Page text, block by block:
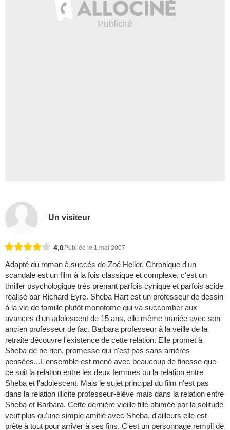
Un visiteur
4,0 Publiée le 1 mai 2007
Adapté du roman à succés de Zoé Heller, Chronique d'un
scandale est un film à la fois classique et complexe, c'est un
thriller psychologique trés prenant parfois cynique et parfois acide
réalisé par Richard Eyre. Sheba Hart est un professeur de dessin
à la vie de famille plutôt monotome qui va succomber aux
avances d'un adolescent de 15 ans, elle même mariée avec son
ancien professeur de fac. Barbara professeur à la veille de la
retraite découvre l'existence de cette relation. Elle promet à
Sheba de ne rien, promesse qui n'est pas sans arrières
pensées...L'ensemble est mené avec beaucoup de finesse que
ce soit la relation entre les deux femmes ou la relation entre
Sheba et l'adolescent. Mais le sujet principal du film n'est pas
dans la relation illicite professeur-élève mais dans la relation entre
Sheba et Barbara. Cette dernière vieille fille abimée par la solitude
veut plus qu'une simple amitié avec Sheba, d'ailleurs elle est
prète à tout pour arriver à ses fins. C'est un personnage rempli de